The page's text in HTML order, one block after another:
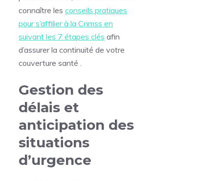
connaître les conseils pratiques
pour s’affilier à la Cnmss en
suivant les 7 étapes clés afin
d’assurer la continuité de votre
couverture santé .
Gestion des
délais et
anticipation des
situations
d’urgence